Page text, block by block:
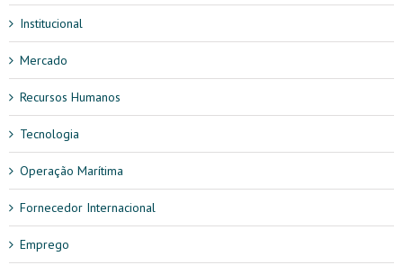
Institucional
Mercado
Recursos Humanos
Tecnologia
Operação Marítima
Fornecedor Internacional
Emprego